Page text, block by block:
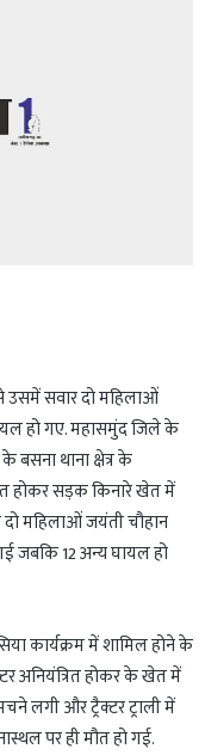
उसमें सवार दो महिलाओं
हो गए. महासमुंद जिले के
बसना थाना क्षेत्र के
होकर सड़क किनारे खेत में
दो महिलाओं जयंती चौहान
जबकि 12 अन्य घायल हो
कार्यक्रम में शामिल होने के
अनियंत्रित होकर के खेत में
लगी और ट्रैक्टर ट्राली में
पर ही मौत हो गई.